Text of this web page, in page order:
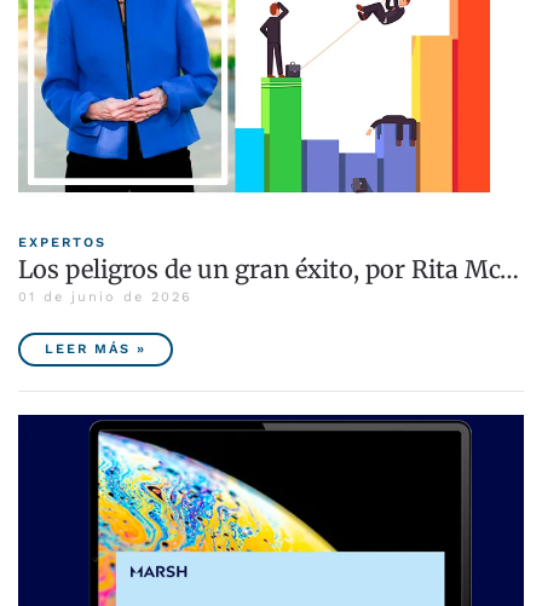
EXPERTOS
Los peligros de un gran éxito, por Rita Mc…
01 de junio de 2026
LEER MÁS »